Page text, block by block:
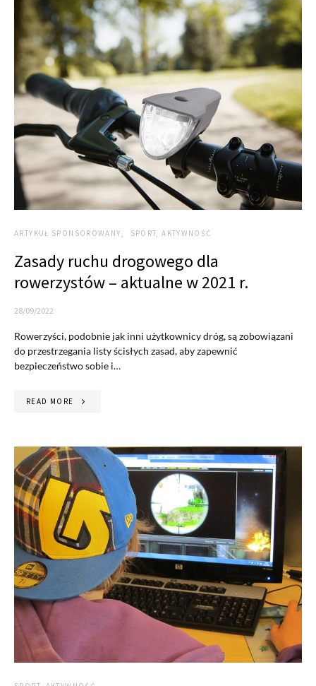
ARTYKUŁ SPONSOROWANY SPORT, AKTYWNOŚĆ
Zasady ruchu drogowego dla
rowerzystów – aktualne w 2021 r.
28/09/2022
Rowerzyści, podobnie jak inni użytkownicy dróg, są zobowiązani
do przestrzegania listy ścisłych zasad, aby zapewnić
bezpieczeństwo sobie i…
READ MORE